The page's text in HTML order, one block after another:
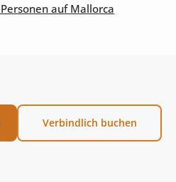
auf Mallorca
Verbindlich buchen